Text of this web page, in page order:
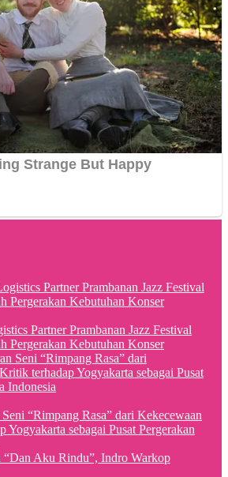
Partner Prambanan Jazz Festival
Pergerakan Kebutuhan Konser
“Rimpang Rasa” dari Kekecewaan
Yogyakarta sebagai Pusat Pergerakan